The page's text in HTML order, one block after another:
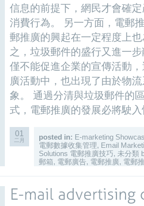
信息的前提下，網民才會確
消費行為。 另一方面，電郵
郵推廣的興起在一定程度上
之，垃圾郵件的盛行又進一
僅不能促進企業的宣傳活動
廣活動中，也出現了由於物
象。 通過分清與垃圾郵件的
式，電郵推廣的發展必將駛入
01
二月 posted in: E-marketing
電郵數據收集管理, Email
Solutions 電郵推廣技巧, 未分類
郵箱, 電郵廣告, 電郵推廣, 電郵